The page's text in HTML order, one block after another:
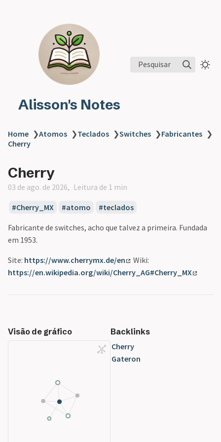
Alisson's Notes
Pesquisar
Home ❯Atomos ❯Teclados ❯Switches ❯Fabricantes ❯
Cherry
Cherry
03 de ago. de 2026 Leitura de 1 min
Cherry_MX atomo teclados
Fabricante de switches, acho que talvez a primeira. Fundada
em 1953.
Site: https://www.cherrymx.de/en
Wiki:
https://en.wikipedia.org/wiki/Cherry_AG#Cherry_MX
Visão de gráfico
Backlinks
Cherry
Gateron